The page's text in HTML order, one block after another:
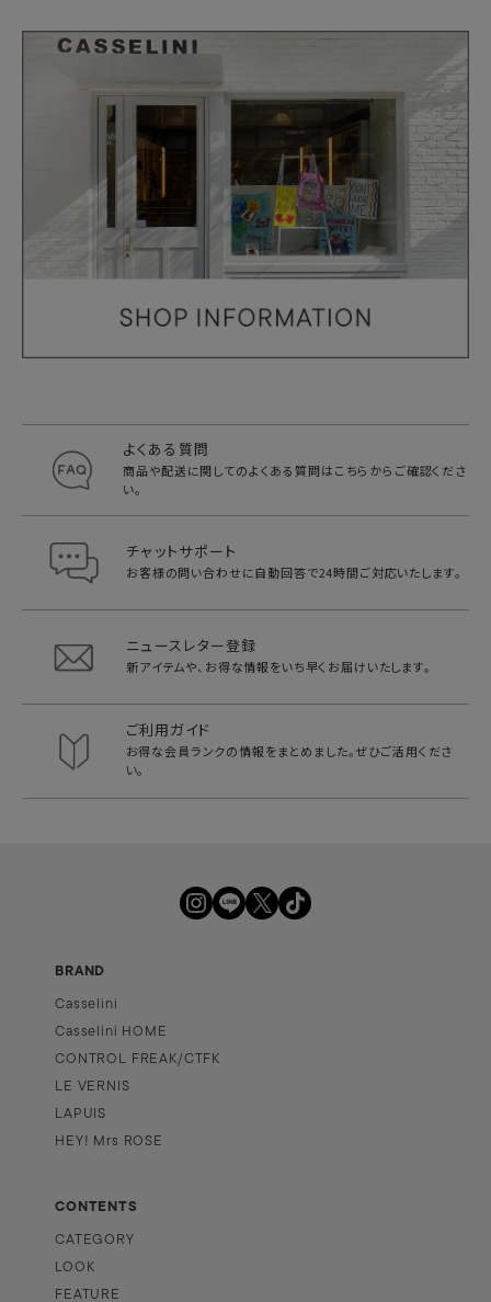
よくある質問
商品や配送に関してのよくある質問はこちらからご確認くださ
い。
チャットサポート
お客様の問い合わせに自動回答で24時間ご対応いたします。
ニュースレター登録
新アイテムや、お得な情報をいち早く お届けいたします。
ご利用ガイド
お得な会員ランクの情報をまとめました。ぜひご活用くださ
い。
BRAND
Casselini
Casselini HOME
CONTROL FREAK/CTFK
LE VERNIS
LAPUIS
HEY! Mrs ROSE
CONTENTS
CATEGORY
LOOK
FEATURE